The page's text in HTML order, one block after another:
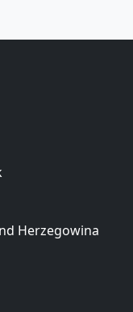
Herzegowina